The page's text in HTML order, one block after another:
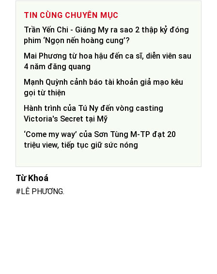
TIN CÙNG CHUYÊN MỤC
Trần Yến Chi - Giáng My ra sao 2 thập kỷ đóng
phim ‘Ngọn nến hoàng cung’?
Mai Phương từ hoa hậu đến ca sĩ, diễn viên sau
4 năm đăng quang
Mạnh Quỳnh cảnh báo tài khoản giả mạo kêu
gọi từ thiện
Hành trình của Tú Ny đến vòng casting
Victoria's Secret tại Mỹ
‘Come my way’ của Sơn Tùng M-TP đạt 20
triệu view, tiếp tục giữ sức nóng
Từ Khoá
#LÊ PHƯƠNG.